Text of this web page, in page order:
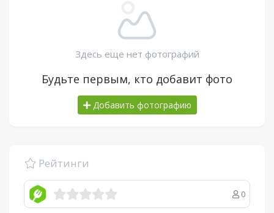
Здесь еще нет фотографий
Будьте первым, кто добавит фото
Добавить фотографию
Рейтинги
0